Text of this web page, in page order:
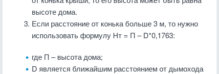
высоте дома.
Если расстояние от конька больше 3 м, то нужно
использовать формулу Нт = П – D*0,1763:
где П – высота дома;
D является ближайшим расстоянием от дымохода